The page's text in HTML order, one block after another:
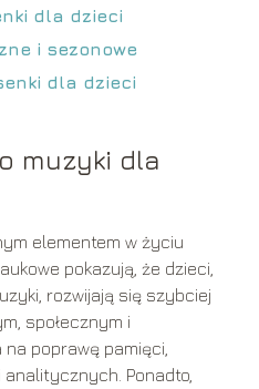
dla dzieci
i sezonowe
dla dzieci
muzyki dla
elementem w życiu
pokazują, że dzieci,
rozwijają się szybciej
społecznym i
poprawę pamięci,
Ponadto,